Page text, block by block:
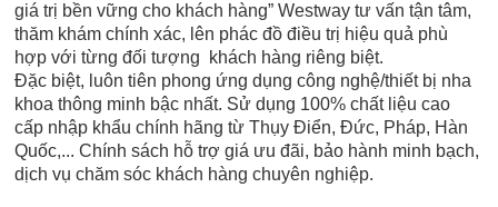
giá trị bền vững cho khách hàng” Westway tư vấn tận tâm,
thăm khám chính xác, lên phác đồ điều trị hiệu quả phù
hợp với từng đối tượng khách hàng riêng biệt.
Đặc biệt, luôn tiên phong ứng dụng công nghệ/thiết bị nha
khoa thông minh bậc nhất. Sử dụng 100% chất liệu cao
cấp nhập khẩu chính hãng từ Thụy Điển, Đức, Pháp, Hàn
Quốc,... Chính sách hỗ trợ giá ưu đãi, bảo hành minh bạch,
dịch vụ chăm sóc khách hàng chuyên nghiệp.